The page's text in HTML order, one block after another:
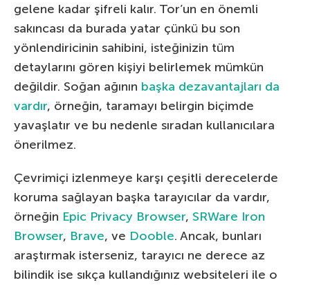
gelene kadar şifreli kalır. Tor’un en önemli
sakıncası da burada yatar çünkü bu son
yönlendiricinin sahibini, isteğinizin tüm
detaylarını gören kişiyi belirlemek mümkün
değildir. Soğan ağının başka dezavantajları da
vardır, örneğin, taramayı belirgin biçimde
yavaşlatır ve bu nedenle sıradan kullanıcılara
önerilmez.
Çevrimiçi izlenmeye karşı çeşitli derecelerde
koruma sağlayan başka tarayıcılar da vardır,
örneğin Epic Privacy Browser, SRWare Iron
Browser, Brave, ve Dooble. Ancak, bunları
araştırmak isterseniz, tarayıcı ne derece az
bilindik ise sıkça kullandığınız websiteleri ile o